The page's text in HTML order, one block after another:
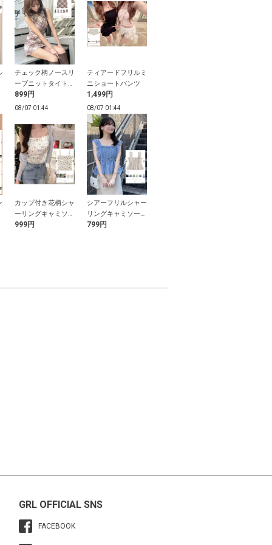
チェック柄ノースリ
ーブニットタイトミ
ニワンピース
899円
ティアードフリルミ
ニショートパンツ
1,499円
08/07 01:44
カップ付き花柄シャ
ーリングキャミソー
ル
999円
08/07 01:44
シアーフリルシャー
リングキャミソール
トップス
799円
GRL OFFICIAL SNS
FACEBOOK